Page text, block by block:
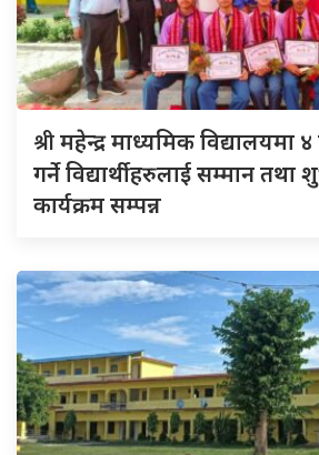
श्रीमहेन्द्र माध्यमिक विद्यालयमा ४
गर्ने विद्यार्थीहरुलाई सम्मान तथा
कार्यक्रम सम्पन्न